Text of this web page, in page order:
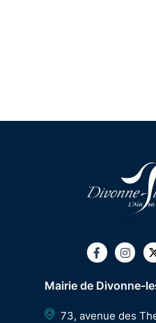
Facebook
Mairie de Divonne-
73, avenue des